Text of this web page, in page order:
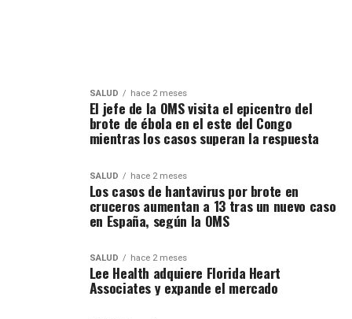
SALUD hace 2 meses
El jefe de la OMS visita el epicentro del
brote de ébola en el este del Congo
mientras los casos superan la respuesta
SALUD hace 2 meses
Los casos de hantavirus por brote en
cruceros aumentan a 13 tras un nuevo caso
en España, según la OMS
SALUD hace 2 meses
Lee Health adquiere Florida Heart
Associates y expande el mercado